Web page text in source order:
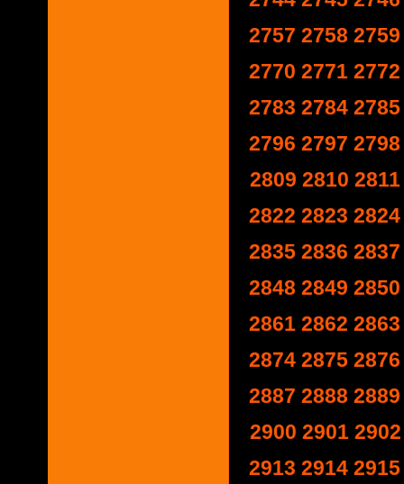
2757 2758 2759
2770 2771 2772
2783 2784 2785
2796 2797 2798
2809 2810 2811
2822 2823 2824
2835 2836 2837
2848 2849 2850
2861 2862 2863
2874 2875 2876
2887 2888 2889
2900 2901 2902
2913 2914 2915